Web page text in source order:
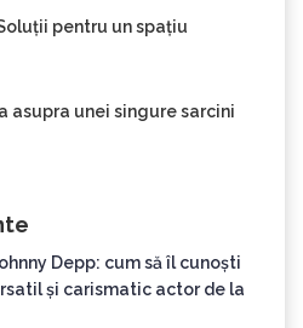
pentru un spațiu
asupra unei singure sarcini
Depp: cum să îl cunoști
și carismatic actor de la